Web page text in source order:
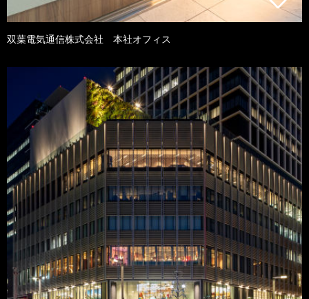
双葉電気通信株式会社 本社オフィス